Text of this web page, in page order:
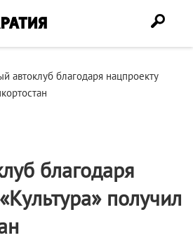
автоклуб благодаря нацпроекту
благодаря
получил